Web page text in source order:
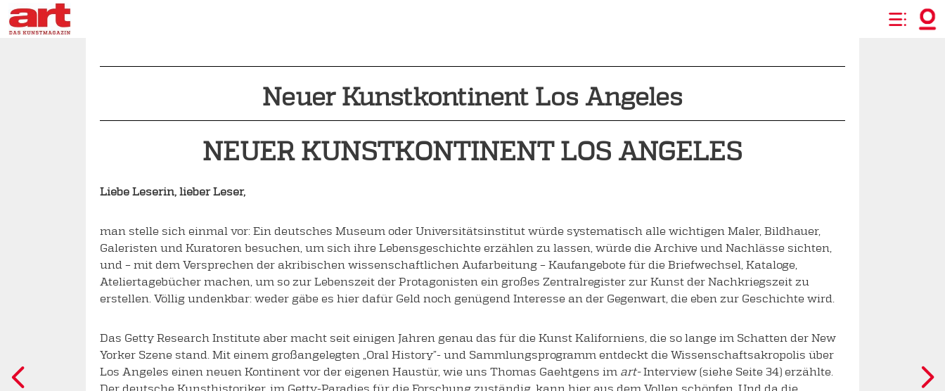
Neuer Kunstkontinent Los Angeles
NEUER KUNSTKONTINENT LOS ANGELES
Liebe Leserin, lieber Leser,
man stelle sich einmal vor: Ein deutsches Museum oder Universitätsinstitut würde systematisch alle wichtigen Maler, Bildhauer,
Galeristen und Kuratoren besuchen, um sich ihre Lebensgeschichte erzählen zu lassen, würde die Archive und Nachlässe sichten,
und – mit dem Versprechen der akribischen wissenschaftlichen Aufarbeitung – Kaufangebote für die Briefwechsel, Kataloge,
Ateliertagebücher machen, um so zur Lebenszeit der Protagonisten ein großes Zentralregister zur Kunst der Nachkriegszeit zu
erstellen. Völlig undenkbar: weder gäbe es hier dafür Geld noch genügend Interesse an der Gegenwart, die eben zur Geschichte wird.
Das Getty Research Institute aber macht seit einigen Jahren genau das für die Kunst Kaliforniens, die so lange im Schatten der New
Yorker Szene stand. Mit einem großangelegten „Oral History”- und Sammlungsprogramm entdeckt die Wissenschaftsakropolis über
Los Angeles einen neuen Kontinent vor der eigenen Haustür, wie uns Thomas Gaehtgens im art-Interview (siehe Seite 34) erzählte.
Der deutsche Kunsthistoriker, im Getty-Paradies für die Forschung zuständig, kann hier aus dem Vollen schöpfen. Und da die